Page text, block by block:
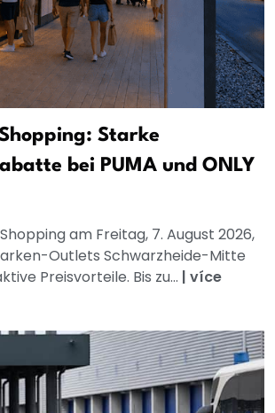
Starke
bei PUMA und ONLY
am Freitag, 7. August 2026,
Outlets Schwarzheide-Mitte
Preisvorteile. Bis zu... | více